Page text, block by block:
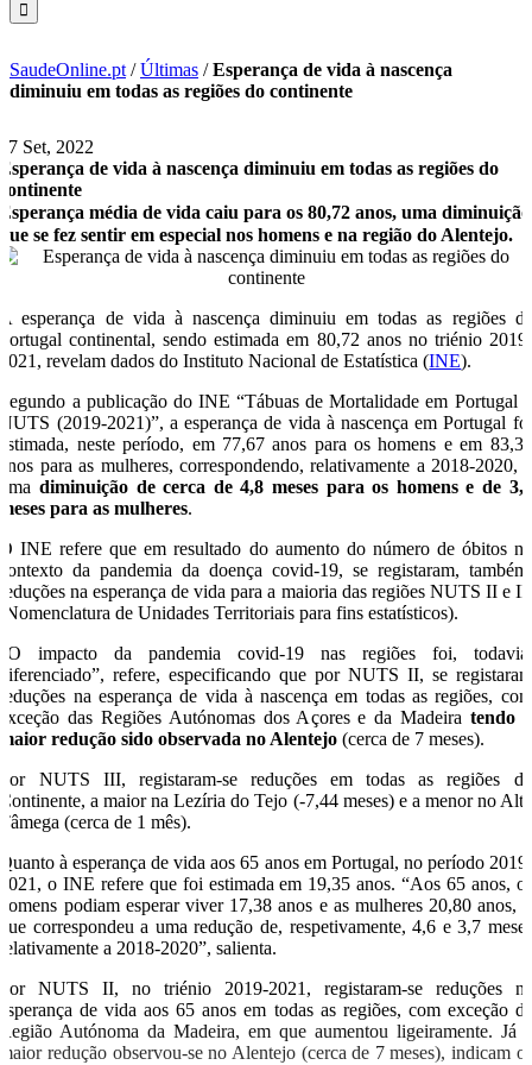
SaudeOnline.pt /Últimas /Esperança de vida à nascença
diminuiu em todas as regiões do continente
27 Set, 2022
Esperança de vida à nascença diminuiu em todas as regiões do
continente
Esperança média de vida caiu para os 80,72 anos, uma diminuição
que se fez sentir em especial nos homens e na região do Alentejo.
A esperança de vida à nascença diminuiu em todas as regiões de
Portugal continental, sendo estimada em 80,72 anos no triénio 2019-
2021, revelam dados do Instituto Nacional de Estatística (INE).
Segundo a publicação do INE “Tábuas de Mortalidade em Portugal –
NUTS (2019-2021)”, a esperança de vida à nascença em Portugal foi
estimada, neste período, em 77,67 anos para os homens e em 83,37
anos para as mulheres, correspondendo, relativamente a 2018-2020, a
uma diminuição de cerca de 4,8 meses para os homens e de 3,6
meses para as mulheres.
O INE refere que em resultado do aumento do número de óbitos no
contexto da pandemia da doença covid-19, se registaram, também,
reduções na esperança de vida para a maioria das regiões NUTS II e III
(Nomenclatura de Unidades Territoriais para fins estatísticos).
“O impacto da pandemia covid-19 nas regiões foi, todavia,
diferenciado”, refere, especificando que por NUTS II, se registaram
reduções na esperança de vida à nascença em todas as regiões, com
exceção das Regiões Autónomas dos Açores e da Madeira tendo a
maior redução sido observada no Alentejo (cerca de 7 meses).
Por NUTS III, registaram-se reduções em todas as regiões do
Continente, a maior na Lezíria do Tejo (-7,44 meses) e a menor no Alto
Tâmega (cerca de 1 mês).
Quanto à esperança de vida aos 65 anos em Portugal, no período 2019-
2021, o INE refere que foi estimada em 19,35 anos. “Aos 65 anos, os
homens podiam esperar viver 17,38 anos e as mulheres 20,80 anos, o
que correspondeu a uma redução de, respetivamente, 4,6 e 3,7 meses
relativamente a 2018-2020”, salienta.
Por NUTS II, no triénio 2019-2021, registaram-se reduções na
esperança de vida aos 65 anos em todas as regiões, com exceção da
Região Autónoma da Madeira, em que aumentou ligeiramente. Já a
maior redução observou-se no Alentejo (cerca de 7 meses), indicam os